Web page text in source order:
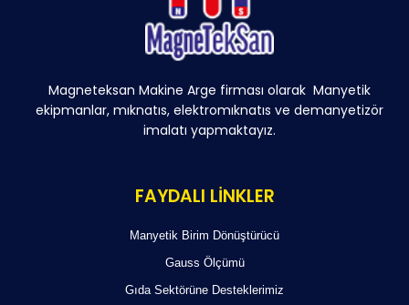
Magneteksan Makine Arge firması olarak Manyetik
ekipmanlar, mıknatıs, elektromıknatıs ve demanyetizör
imalatı yapmaktayız.
FAYDALI LİNKLER
Manyetik Birim Dönüştürücü
Gauss Ölçümü
Gıda Sektörüne Desteklerimiz